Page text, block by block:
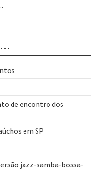
de encontro dos
em SP
jazz-samba-bossa-